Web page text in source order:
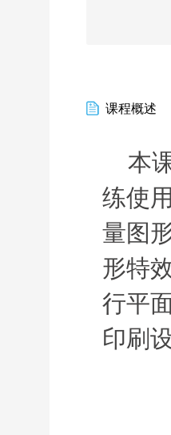
课程概述
本
练使
量图
形特
行平
印刷